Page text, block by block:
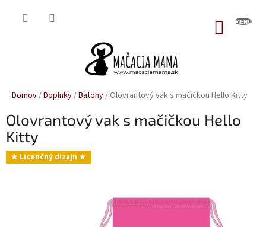
Domov/Doplnky/Batohy/ Olovrantový vak s mačičkou Hello Kitty
Olovrantový vak s mačičkou Hello
Kitty
★ Licenčný dizajn ★